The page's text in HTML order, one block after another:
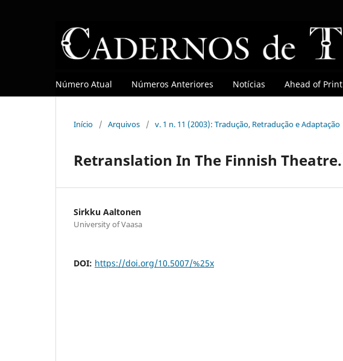
Número Atual Números Anteriores Notícias Ahead of Print
Início / Arquivos / v. 1 n. 11 (2003): Tradução, Retradução e Adaptação
Retranslation In The Finnish Theatre.
Sirkku Aaltonen
University of Vaasa
DOI: https://doi.org/10.5007/%25x